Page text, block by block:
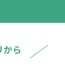
から